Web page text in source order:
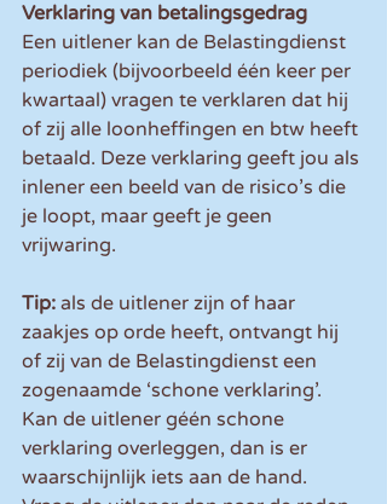
Verklaring van betalingsgedrag
Een uitlener kan de Belastingdienst
periodiek (bijvoorbeeld één keer per
kwartaal) vragen te verklaren dat hij
of zij alle loonheffingen en btw heeft
betaald. Deze verklaring geeft jou als
inlener een beeld van de risico’s die
je loopt, maar geeft je geen
vrijwaring.
Tip: als de uitlener zijn of haar
zaakjes op orde heeft, ontvangt hij
of zij van de Belastingdienst een
zogenaamde ‘schone verklaring’.
Kan de uitlener géén schone
verklaring overleggen, dan is er
waarschijnlijk iets aan de hand.